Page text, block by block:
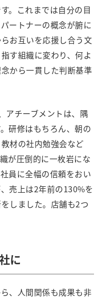
。これまでは自分の目
ートナーの概念が腑に
お互いを応援し合う文
す組織に変わり、何よ
から一貫した判断基準
アチーブメントは、隅
研修はもちろん、朝の
材の社内勉強会など
が圧倒的に一枚岩にな
員に全幅の信頼をおい
売上は2年前の130%を
しました。店舗も2つ
に
、人間関係も成果も非